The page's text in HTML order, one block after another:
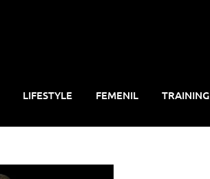
LIFESTYLE FEMENIL TRAINING